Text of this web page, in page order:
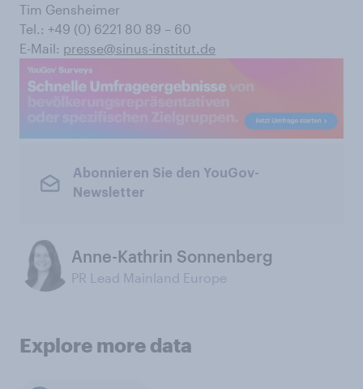
Tim Gensheimer
Tel.: +49 (0) 6221 80 89 – 60
E-Mail: presse@sinus-institut.de
Abonnieren Sie den YouGov-
Newsletter
Anne-Kathrin Sonnenberg
PR Lead Mainland Europe
Explore more data